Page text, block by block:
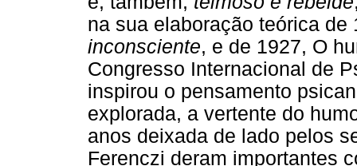
na sua elaboração teórica de
inconsciente, e de 1927, O
Congresso Internacional de
inspirou o pensamento
explorada, a vertente do
anos deixada de lado pelos
Ferenczi deram importantes